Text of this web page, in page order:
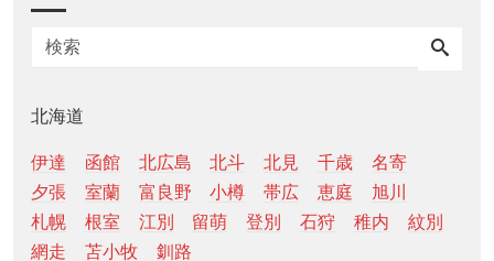
北海道
伊達 函館 北広島 北斗 北見 千歳
名寄
夕張
室蘭 富良野 小樽 帯広 恵庭
旭川
札幌
根室 江別 留萌 登別 石狩 稚内
紋別
網走
苫小牧 釧路